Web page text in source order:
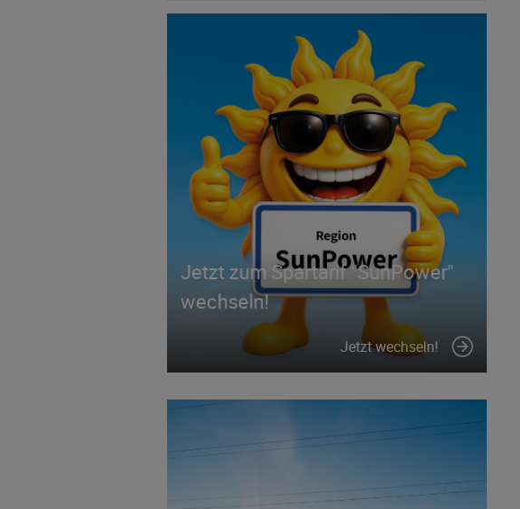
Jetzt zum Spartarif "SunPower"
wechseln!
Jetzt wechseln!